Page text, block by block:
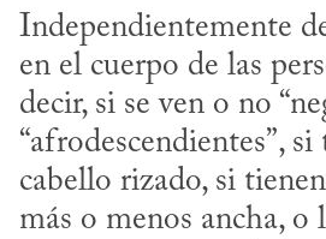
Independientemente
en el cuerpo de las
decir, si se ven o no
“afrodescendientes”,
cabello rizado, si
más o menos ancha, o